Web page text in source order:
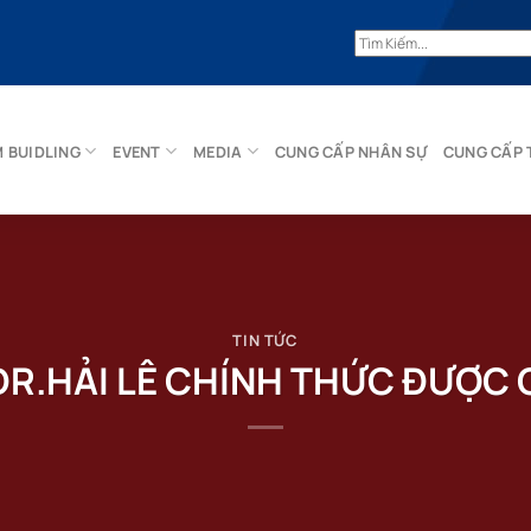
BUIDLING EVENT MEDIA CUNG CẤP NHÂN SỰ CUNG CẤP
TIN TỨC
LÊ CHÍNH THỨC ĐƯỢC